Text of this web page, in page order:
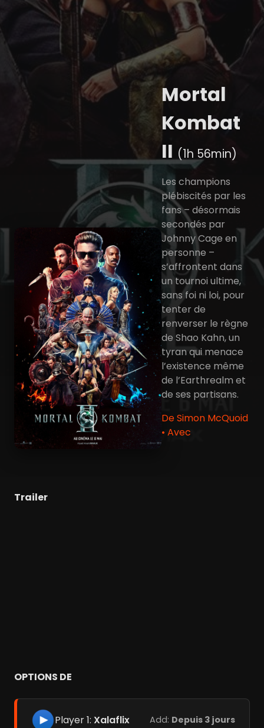
Mortal
Kombat
II (1h 56min)
Les champions
plébiscités par les
fans – désormais
secondés par
Johnny Cage en
personne –
s’affrontent dans
un tournoi ultime,
sans foi ni loi, pour
tenter de
renverser le règne
de Shao Kahn, un
tyran qui menace
l’existence même
de l’Earthrealm et
de ses partisans.
De Simon McQuoid
• Avec
Trailer
OPTIONS DE
Player 1: Xalaflix Add: Depuis 3 jours